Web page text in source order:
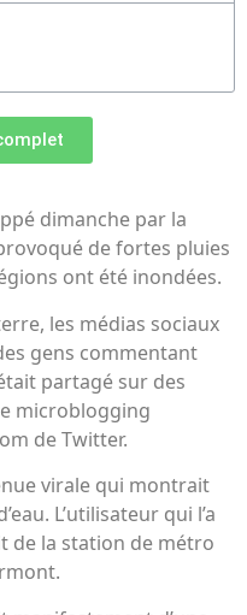
dimanche par la
de fortes pluies
ont été inondées.
les médias sociaux
gens commentant
partagé sur des
microblogging
de Twitter.
virale qui montrait
L’utilisateur qui l’a
de la station de métro